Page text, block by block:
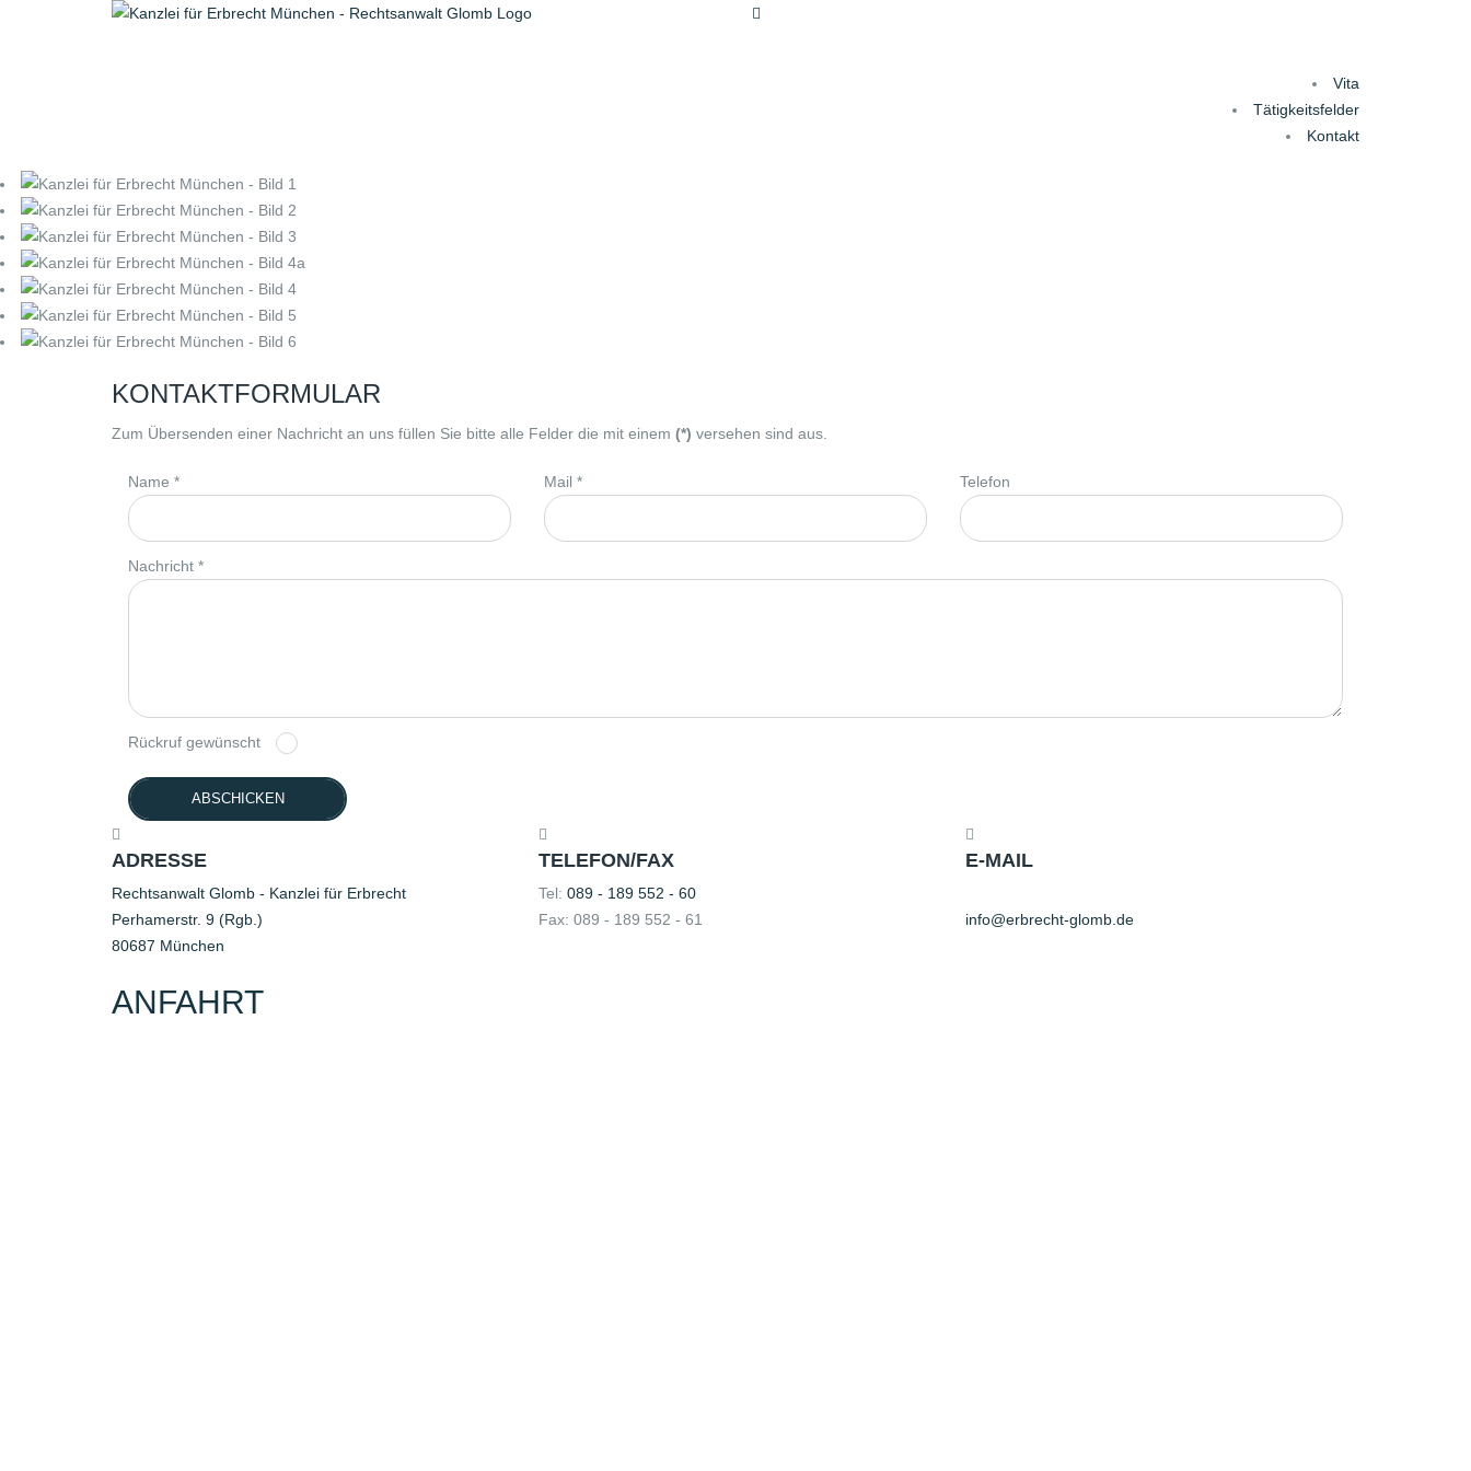
Vita
Tätigkeitsfelder
Kontakt
KONTAKTFORMULAR
Zum Übersenden einer Nachricht an uns füllen Sie bitte alle Felder die mit einem (*) versehen sind aus.
Name * Mail * Telefon
Nachricht *
Rückruf gewünscht
ADRESSE
Rechtsanwalt Glomb - Kanzlei für Erbrecht
Perhamerstr. 9 (Rgb.)
80687 München
TELEFON/FAX
Tel: 089 - 189 552 - 60
Fax: 089 - 189 552 - 61
E-MAIL
info@erbrecht-glomb.de
ANFAHRT